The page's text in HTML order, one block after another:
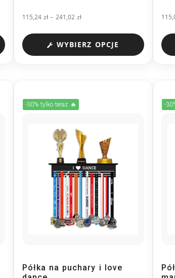
115,24zł – 241,02zł
WYBIERZ OPCJE
-30% tylko teraz 🔥
Półka na puchary i love
-